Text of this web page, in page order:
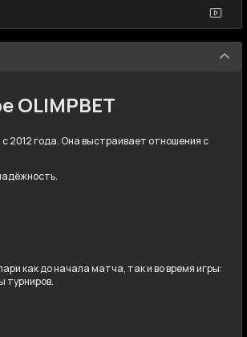
OLIMPBET
2012 года. Она выстраивает отношения с
как до начала матча, так и во время игры:
турниров.